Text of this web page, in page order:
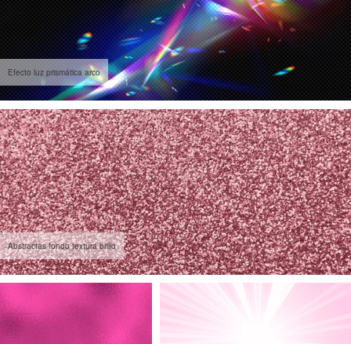
Efecto luz prismática arco
Abstractas fondo textura brillo